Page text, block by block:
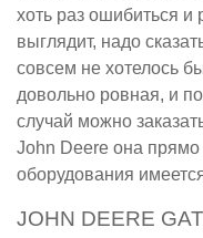
хоть раз ошибиться и
выглядит, надо
совсем не хотелось
довольно ровная, и
случай можно
John Deere она прямо
оборудования
JOHN DEERE